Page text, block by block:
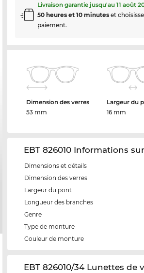
Livraison garantie jusqu'au11 août
50 heures et 10 minutes et
paiement.
Dimension des verres
53 mm
Largeur du
16 mm
EBT 826010 Informations
Dimensions et détails
Dimension des verres
Largeur du pont
Longueur des branches
Genre
Type de monture
Couleur de monture
‌EBT 826010/34 Lunettes de